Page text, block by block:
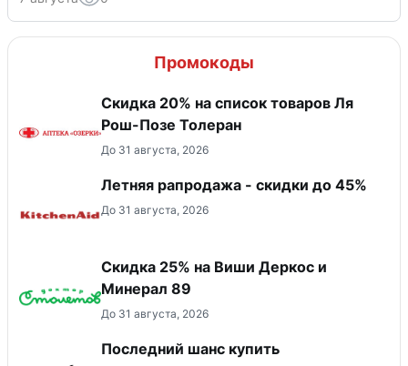
Промокоды
Скидка 20% на список товаров Ля
Рош-Позе Толеран
До 31 августа, 2026
Летняя рапродажа - скидки до 45%
До 31 августа, 2026
Скидка 25% на Виши Деркос и
Минерал 89
До 31 августа, 2026
Последний шанс купить